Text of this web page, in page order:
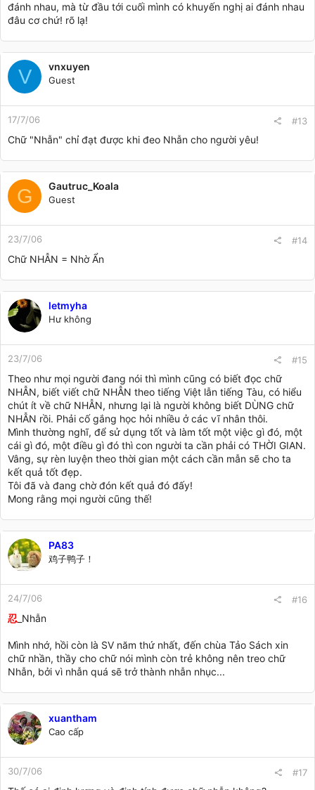
đánh nhau, mà từ đầu tới cuối mình có khuyến nghị ai đánh nhau
đâu cơ chứ! rõ lạ!
V vnxuyen
Guest
17/7/06 #13
Chữ "Nhẫn" chỉ đạt được khi đeo Nhẫn cho người yêu!
G Gautruc_Koala
Guest
23/7/06 #14
Chữ NHẪN = Nhờ Ẩn
letmyha
Hư không
23/7/06 #15
Theo như mọi người đang nói thì mình cũng có biết đọc chữ
NHẪN, biết viết chữ NHẪN theo tiếng Việt lẫn tiếng Tàu, có hiểu
chút ít về chữ NHẪN, nhưng lại là người không biết DÙNG chữ
NHẪN rồi. Phải cố gắng học hỏi nhiều ở các vĩ nhân thôi.
Mình thường nghĩ, để sử dụng tốt và làm tốt một việc gì đó, một
cái gì đó, một điều gì đó thì con người ta cần phải có THỜI GIAN.
Vâng, sự rèn luyện theo thời gian một cách cần mẫn sẽ cho ta
kết quả tốt đẹp.
Tôi đã và đang chờ đón kết quả đó đấy!
Mong rằng mọi người cũng thế!
PA83
鸡子鸭子！
24/7/06 #16
忍 _Nhẫn
Mình nhớ, hồi còn là SV năm thứ nhất, đến chùa Tảo Sách xin
chữ nhần, thầy cho chữ nói mình còn trẻ không nên treo chữ
Nhẫn, bởi vì nhẫn quá sẽ trở thành nhẫn nhục...
xuantham
Cao cấp
30/7/06 #17